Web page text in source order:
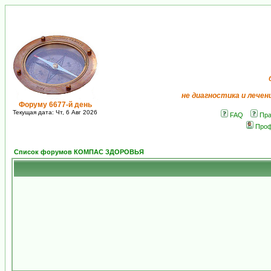
Форуму 6677-й день
Текущая дата: Чт, 6 Авг 2026
не диагностика и
FAQ
Список форумов КОМПАС ЗДОРОВЬЯ